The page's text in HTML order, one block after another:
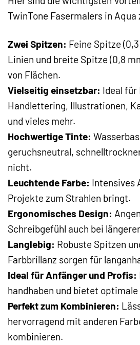
TwinTone Fasermalers in
Zwei Spitzen: Feine Spitze
Linien und breite Spitze (0,8
von Flächen.
Vielseitig einsetzbar: Ideal für
Handlettering, Illustrationen,
und vieles mehr.
Hochwertige Tinte:
geruchsneutral,
nicht.
Leuchtende Farbe: Intensives
Projekte zum Strahlen bringt.
Ergonomisches Design:
Schreibgefühl auch bei
Langlebig: Robuste Spitzen
Farbbrillanz sorgen für
Ideal für Anfänger und Profis:
handhaben und bietet
Perfekt zum Kombinieren:
hervorragend mit anderen
kombinieren.